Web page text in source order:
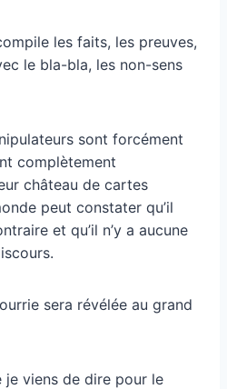
les faits, les preuves,
le bla-bla, les non-sens
sont forcément
complètement
château de cartes
peut constater qu’il
et qu’il n’y a aucune
sera révélée au grand
je viens de dire pour le